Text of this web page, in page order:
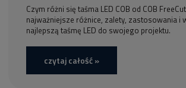
Czym różni się taśma LED COB od COB
najważniejsze różnice, zalety, zastosowania i
najlepszą taśmę LED do swojego projektu.
czytaj całość »